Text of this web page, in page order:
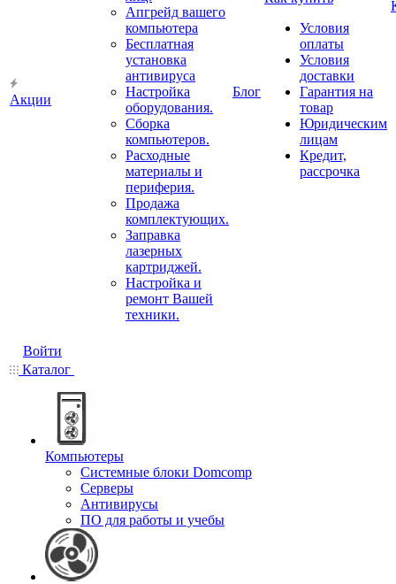
Акции
Апгрейд вашего
компьютера
Бесплатная
установка
антивируса
Настройка
оборудования.
Сборка
компьютеров.
Расходные
материалы и
периферия.
Продажа
комплектующих.
Заправка
лазерных
картриджей.
Настройка и
ремонт Вашей
техники.
Блог
Условия
оплаты
Условия
доставки
Гарантия на
товар
Юридическим
лицам
Кредит,
рассрочка
Войти
Каталог
Компьютеры
Системные блоки Domcomp
Серверы
Антивирусы
ПО для работы и учебы